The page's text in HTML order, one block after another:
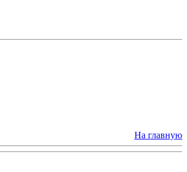
На главную